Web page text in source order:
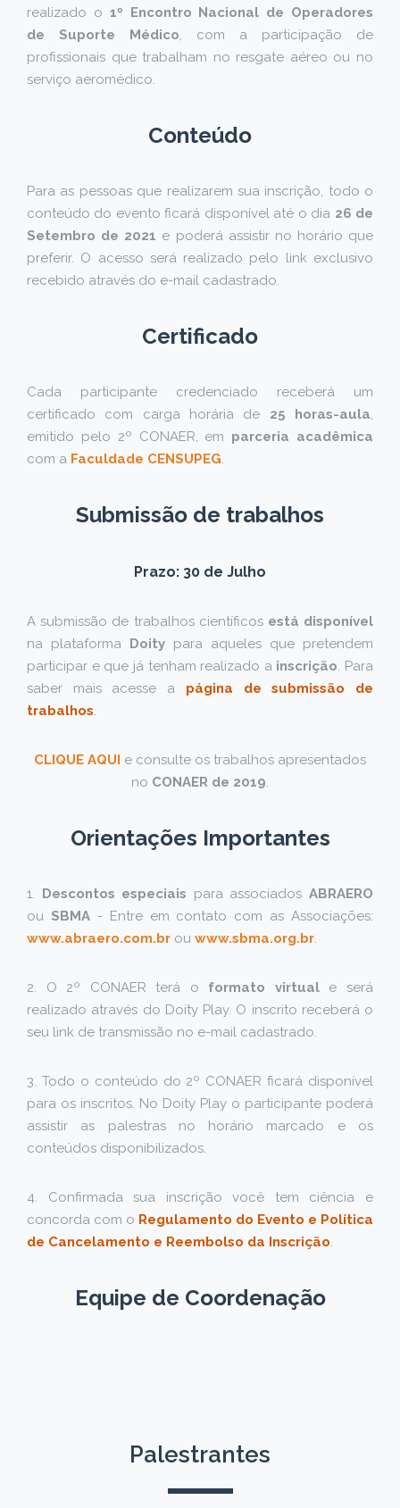
realizado o 1º Encontro Nacional de Operadores
de Suporte Médico, com a participação de
profissionais que trabalham no resgate aéreo ou no
serviço aeromédico.
Conteúdo
Para as pessoas que realizarem sua inscrição, todo o
conteúdo do evento ficará disponível até o dia 26 de
Setembro de 2021 e poderá assistir no horário que
preferir. O acesso será realizado pelo link exclusivo
recebido através do e-mail cadastrado.
Certificado
Cada participante credenciado receberá um
certificado com carga horária de 25 horas-aula,
emitido pelo 2º CONAER, em parceria acadêmica
com a Faculdade CENSUPEG.
Submissão de trabalhos
Prazo: 30 de Julho
A submissão de trabalhos científicos está disponível
na plataforma Doity para aqueles que pretendem
participar e que já tenham realizado a inscrição. Para
saber mais acesse a página de submissão de
trabalhos.
CLIQUE AQUI e consulte os trabalhos apresentados
no CONAER de 2019.
Orientações Importantes
1. Descontos especiais para associadosABRAERO
ou SBMA- Entre em contato com as Associações:
www.abraero.com.br ou www.sbma.org.br.
2. O 2º CONAER terá o formato virtuale será
realizado através do Doity Play. O inscrito receberá o
seu link de transmissão no e-mail cadastrado.
3. Todo o conteúdo do 2º CONAER ficará disponível
para os inscritos. No Doity Play o participante poderá
assistir as palestras no horário marcado e os
conteúdos disponibilizados.
4. Confirmada sua inscrição você tem ciência e
concorda com o Regulamento do Evento e Política
de Cancelamento e Reembolso da Inscrição.
Equipe de Coordenação
Palestrantes